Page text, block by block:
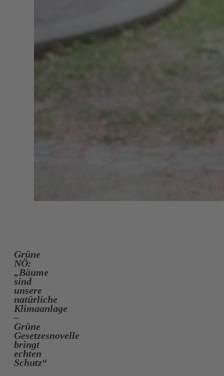
Grüne
NÖ:
„Bäume
sind
unsere
natürliche
Klimaanlage
–
Grüne
Gesetzesnovelle
bringt
echten
Schutz“